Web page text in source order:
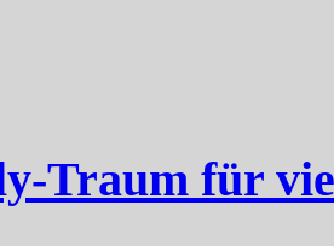
Traum für